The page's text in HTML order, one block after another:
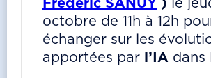
Frédéric SANUY ) le
octobre de 11h à 12h
échanger sur les
apportées par l’IA dans